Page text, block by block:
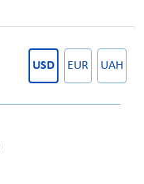
USD EUR UAH